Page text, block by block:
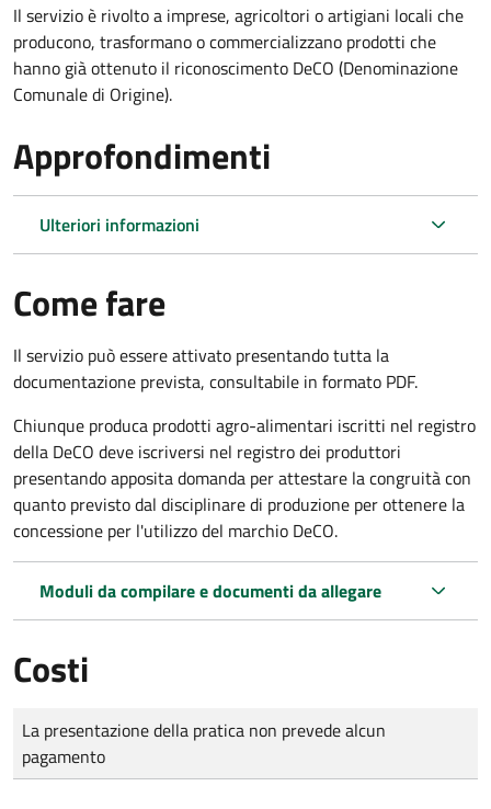
Il servizio è rivolto a imprese, agricoltori o artigiani locali che
producono, trasformano o commercializzano prodotti che
hanno già ottenuto il riconoscimento DeCO (Denominazione
Comunale di Origine).
Approfondimenti
Ulteriori informazioni
Come fare
Il servizio può essere attivato presentando tutta la
documentazione prevista, consultabile in formato PDF.
Chiunque produca prodotti agro-alimentari iscritti nel registro
della DeCO deve iscriversi nel registro dei produttori
presentando apposita domanda per attestare la congruità con
quanto previsto dal disciplinare di produzione per ottenere la
concessione per l'utilizzo del marchio DeCO.
Moduli da compilare e documenti da allegare
Costi
Tipo di pagamento
Importo
La presentazione della pratica non prevede alcun
pagamento